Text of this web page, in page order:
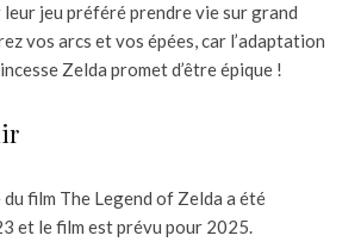
jeu préféré prendre vie sur grand
vos arcs et vos épées, car l’adaptation
Zelda promet d’être épique !
film The Legend of Zelda a été
et le film est prévu pour 2025.